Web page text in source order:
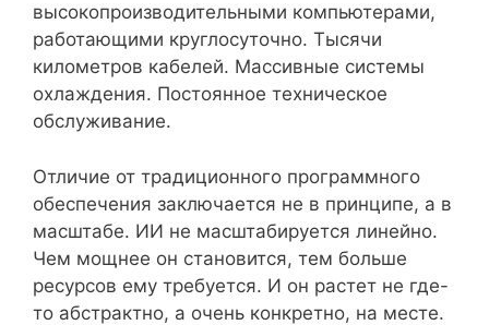
высокопроизводительными компьютерами,
работающими круглосуточно. Тысячи
километров кабелей. Массивные системы
охлаждения. Постоянное техническое
обслуживание.
Отличие от традиционного программного
обеспечения заключается не в принципе, а в
масштабе. ИИ не масштабируется линейно.
Чем мощнее он становится, тем больше
ресурсов ему требуется. И он растет не где-
то абстрактно, а очень конкретно, на месте.